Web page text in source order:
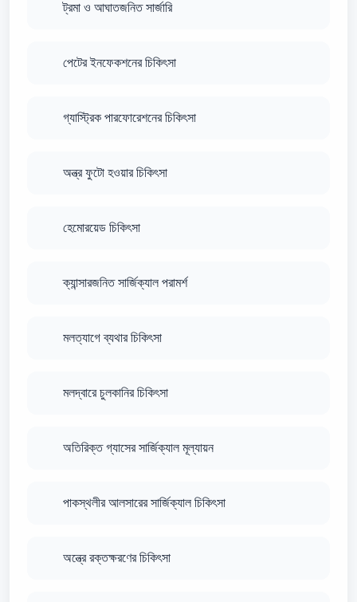
ট্রমা ও আঘাতজনিত সার্জারি
পেটের ইনফেকশনের চিকিৎসা
গ্যাস্ট্রিক পারফোরেশনের চিকিৎসা
অন্ত্র ফুটো হওয়ার চিকিৎসা
হেমোরয়েড চিকিৎসা
ক্যান্সারজনিত সার্জিক্যাল পরামর্শ
মলত্যাগে ব্যথার চিকিৎসা
মলদ্বারে চুলকানির চিকিৎসা
অতিরিক্ত গ্যাসের সার্জিক্যাল মূল্যায়ন
পাকস্থলীর আলসারের সার্জিক্যাল চিকিৎসা
অন্ত্রে রক্তক্ষরণের চিকিৎসা